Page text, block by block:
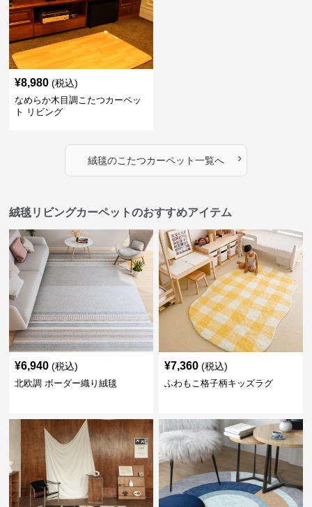
¥8,980 (税込)
なめらか木目調こたつカーペッ
ト リビング
絨毯のこたつカーペット一覧へ ›
絨毯リビングカーペットのおすすめアイテム
¥6,940 (税込)
北欧調 ボーダー織り絨毯
¥7,360 (税込)
ふわもこ格子柄キッズラグ